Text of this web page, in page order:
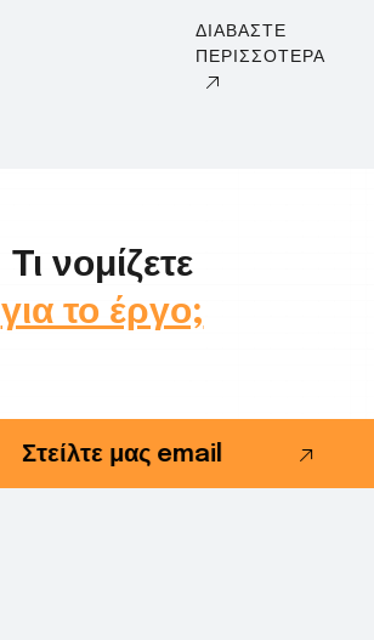
ΔΙΑΒΑΣΤΕ
ΠΕΡΙΣΣΟΤΕΡΑ
Τι νομίζετε
για το έργο;
Στείλτε μας email